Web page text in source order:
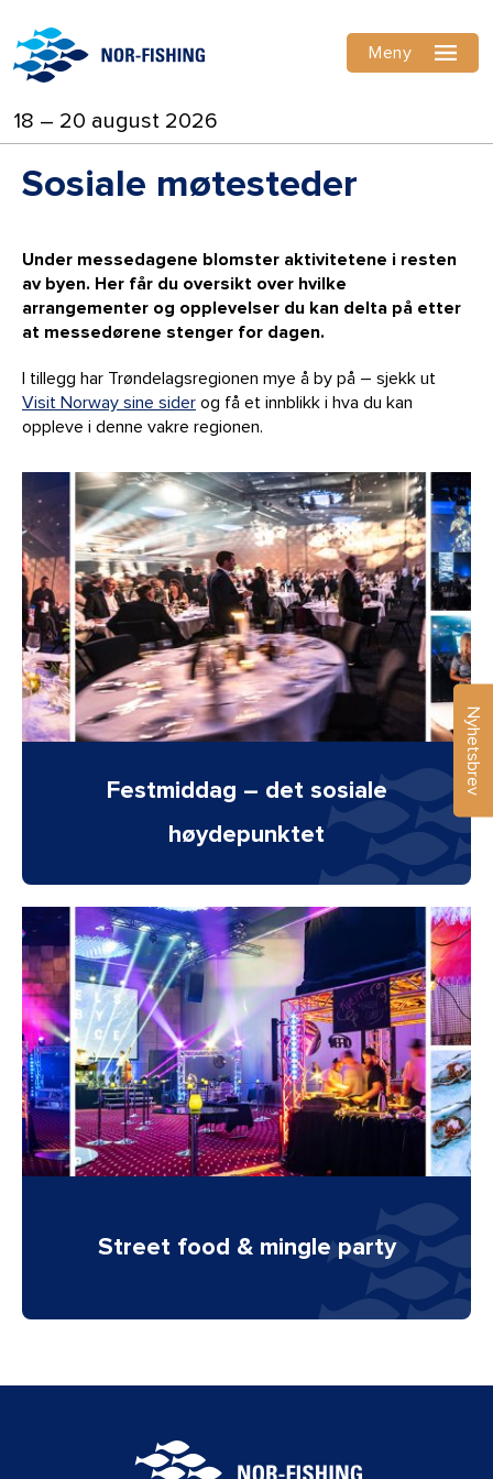
18 – 20 august 2026
Meny
Sosiale møtesteder
Under messedagene blomster aktivitetene i resten
av byen. Her får du oversikt over hvilke
arrangementer og opplevelser du kan delta på etter
at messedørene stenger for dagen.
I tillegg har Trøndelagsregionen mye å by på – sjekk ut
Visit Norway sine sider og få et innblikk i hva du kan
oppleve i denne vakre regionen.
Festmiddag – det sosiale
høydepunktet
Street food & mingle party
Nyhetsbrev